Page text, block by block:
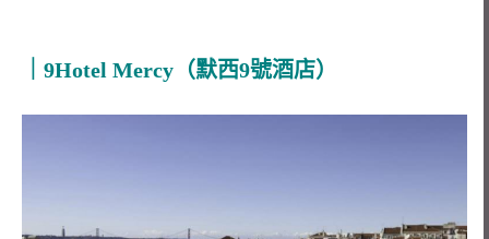
｜9Hotel Mercy （默西9號酒店）